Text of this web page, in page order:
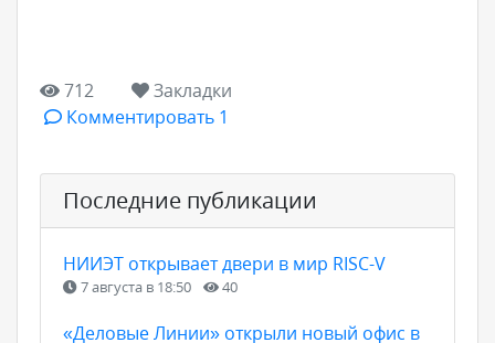
712
Закладки
Комментировать 1
Последние публикации
НИИЭТ открывает двери в мир RISC-V
7 августа в 18:50 40
«Деловые Линии» открыли новый офис в